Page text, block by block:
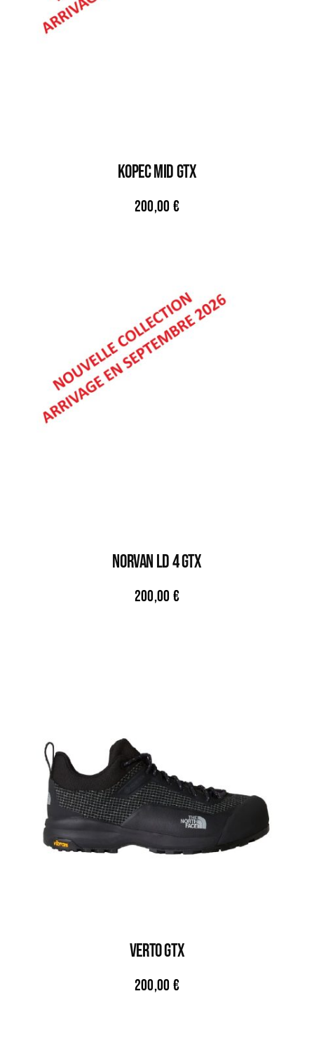
KOPEC MID GTX
200,00 €
NORVAN LD 4 GTX
200,00 €
VERTO GTX
200,00 €